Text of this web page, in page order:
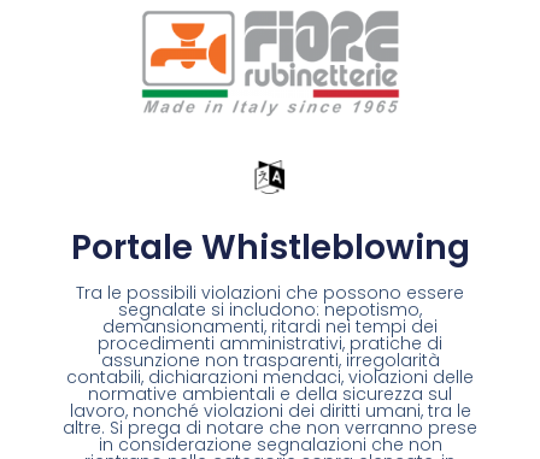
Portale Whistleblowing
Tra le possibili violazioni che possono essere
segnalate si includono: nepotismo,
demansionamenti, ritardi nei tempi dei
procedimenti amministrativi, pratiche di
assunzione non trasparenti, irregolarità
contabili, dichiarazioni mendaci, violazioni delle
normative ambientali e della sicurezza sul
lavoro, nonché violazioni dei diritti umani, tra le
altre. Si prega di notare che non verranno prese
in considerazione segnalazioni che non